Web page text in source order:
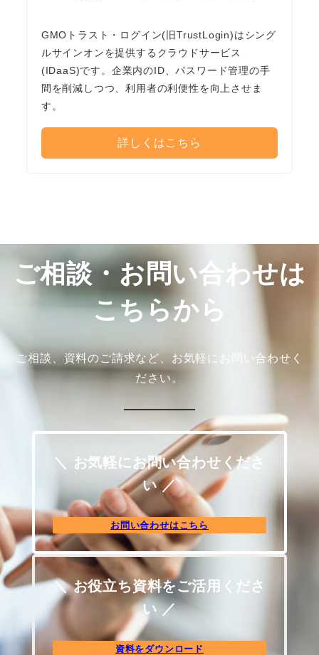
GMOトラスト・ログイン(旧TrustLogin)はシング
ルサインオンを提供するクラウドサービス
(IDaaS)です。企業内のID、パスワード管理の手
間を削減しつつ、利用者の利便性を向上させま
す。
詳しくはこちら
ご相談・お問い合わせは
こちらから
ご相談、資料のご請求など、お気軽にお問い合わせく
ださい。
＼ お気軽にお問い合わせくださ
い ／
お問い合わせはこちら
＼ お役立ち資料をご活用くださ
い ／
資料をダウンロード